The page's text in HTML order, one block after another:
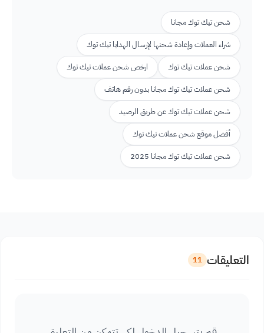
شحن تيك توك مجانا
شراء العملات وإعادة شحنها لإرسال الهدايا تيك توك
شحن عملات تيك توك
ارخص شحن عملات تيك توك
شحن عملات تيك توك مجانا بدون رقم هاتف
شحن عملات تيك توك عن طريق الرصيد
أفضل موقع شحن عملات تيك توك
شحن عملات تيك توك مجانا 2025
التعليقات 11